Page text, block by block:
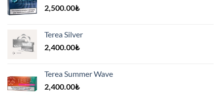
2,500.00₺
Terea Silver
2,400.00₺
Terea Summer Wave
2,400.00₺